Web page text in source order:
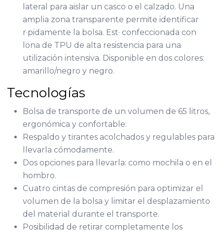
lateral para aislar un casco o el calzado. Una
amplia zona transparente permite identificar
r·pidamente la bolsa. Est· confeccionada con
lona de TPU de alta resistencia para una
utilización intensiva. Disponible en dos colores:
amarillo/negro y negro.
Tecnologías
Bolsa de transporte de un volumen de 65 litros,
ergonómica y confortable:
Respaldo y tirantes acolchados y regulables para
llevarla cómodamente.
Dos opciones para llevarla: como mochila o en el
hombro.
Cuatro cintas de compresión para optimizar el
volumen de la bolsa y limitar el desplazamiento
del material durante el transporte.
Posibilidad de retirar completamente los